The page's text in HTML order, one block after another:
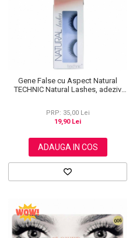
Gene False cu Aspect Natural
TECHNIC Natural Lashes, adeziv
PRP: 35,00 Lei
19,90 Lei
ADAUGA IN COS